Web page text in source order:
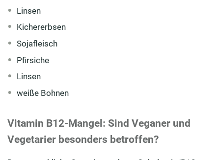
Linsen
Kichererbsen
Sojafleisch
Pfirsiche
Linsen
weiße Bohnen
Vitamin B12-Mangel: Sind Veganer und
Vegetarier besonders betroffen?